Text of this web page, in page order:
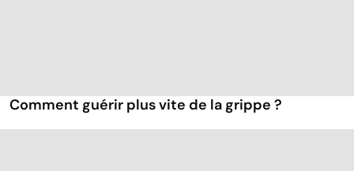
Comment guérir plus vite de la grippe ?